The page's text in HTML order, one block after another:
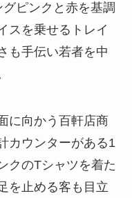
ピンクと赤を基調
スを乗せるトレイ
も手伝い若者を中
に向かう百軒店商
カウンターがある1
クのTシャツを着た
を止める客も目立